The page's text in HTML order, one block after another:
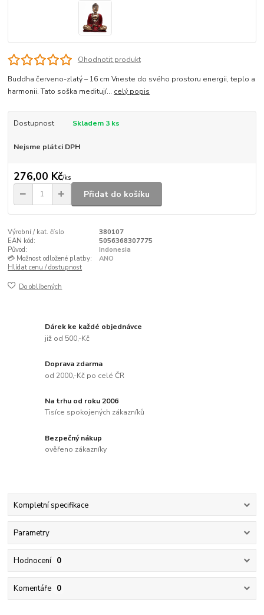
Ohodnotit produkt
Buddha červeno-zlatý – 16 cm Vneste do svého prostoru energii, teplo a
harmonii. Tato soška meditují... celý popis
Dostupnost Skladem 3 ks
Nejsme plátci DPH
276,00 Kč/ks
Přidat do košíku
Výrobní / kat. číslo
380107
EAN kód:
5056368307775
Původ:
Indonesia
💳 Možnost odložené platby:
ANO
Hlídat cenu / dostupnost
Do oblíbených
Dárek ke každé objednávce
již od 500,-Kč
Doprava zdarma
od 2000,-Kč po celé ČR
Na trhu od roku 2006
Tisíce spokojených zákazníků
Bezpečný nákup
ověřeno zákazníky
Kompletní specifikace
Parametry
Hodnocení 0
Komentáře 0